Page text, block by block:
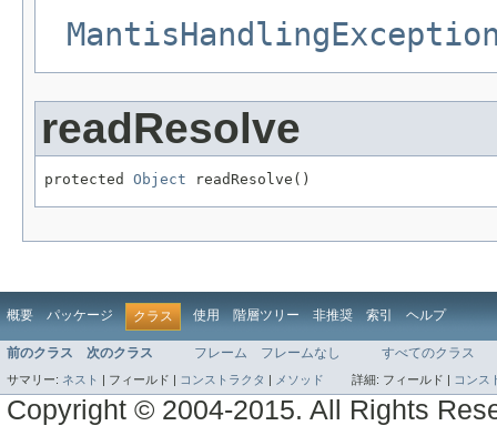
readResolve
protected Object readResolve()
概要 パッケージ クラス 使用 階層ツリー 非推奨 索引 ヘルプ
前のクラス 次のクラス フレーム フレームなし すべてのクラス
サマリー: ネスト フィールド | コンストラクタ メソッド 詳細: フィールド | コンス
Copyright © 2004-2015. All Rights